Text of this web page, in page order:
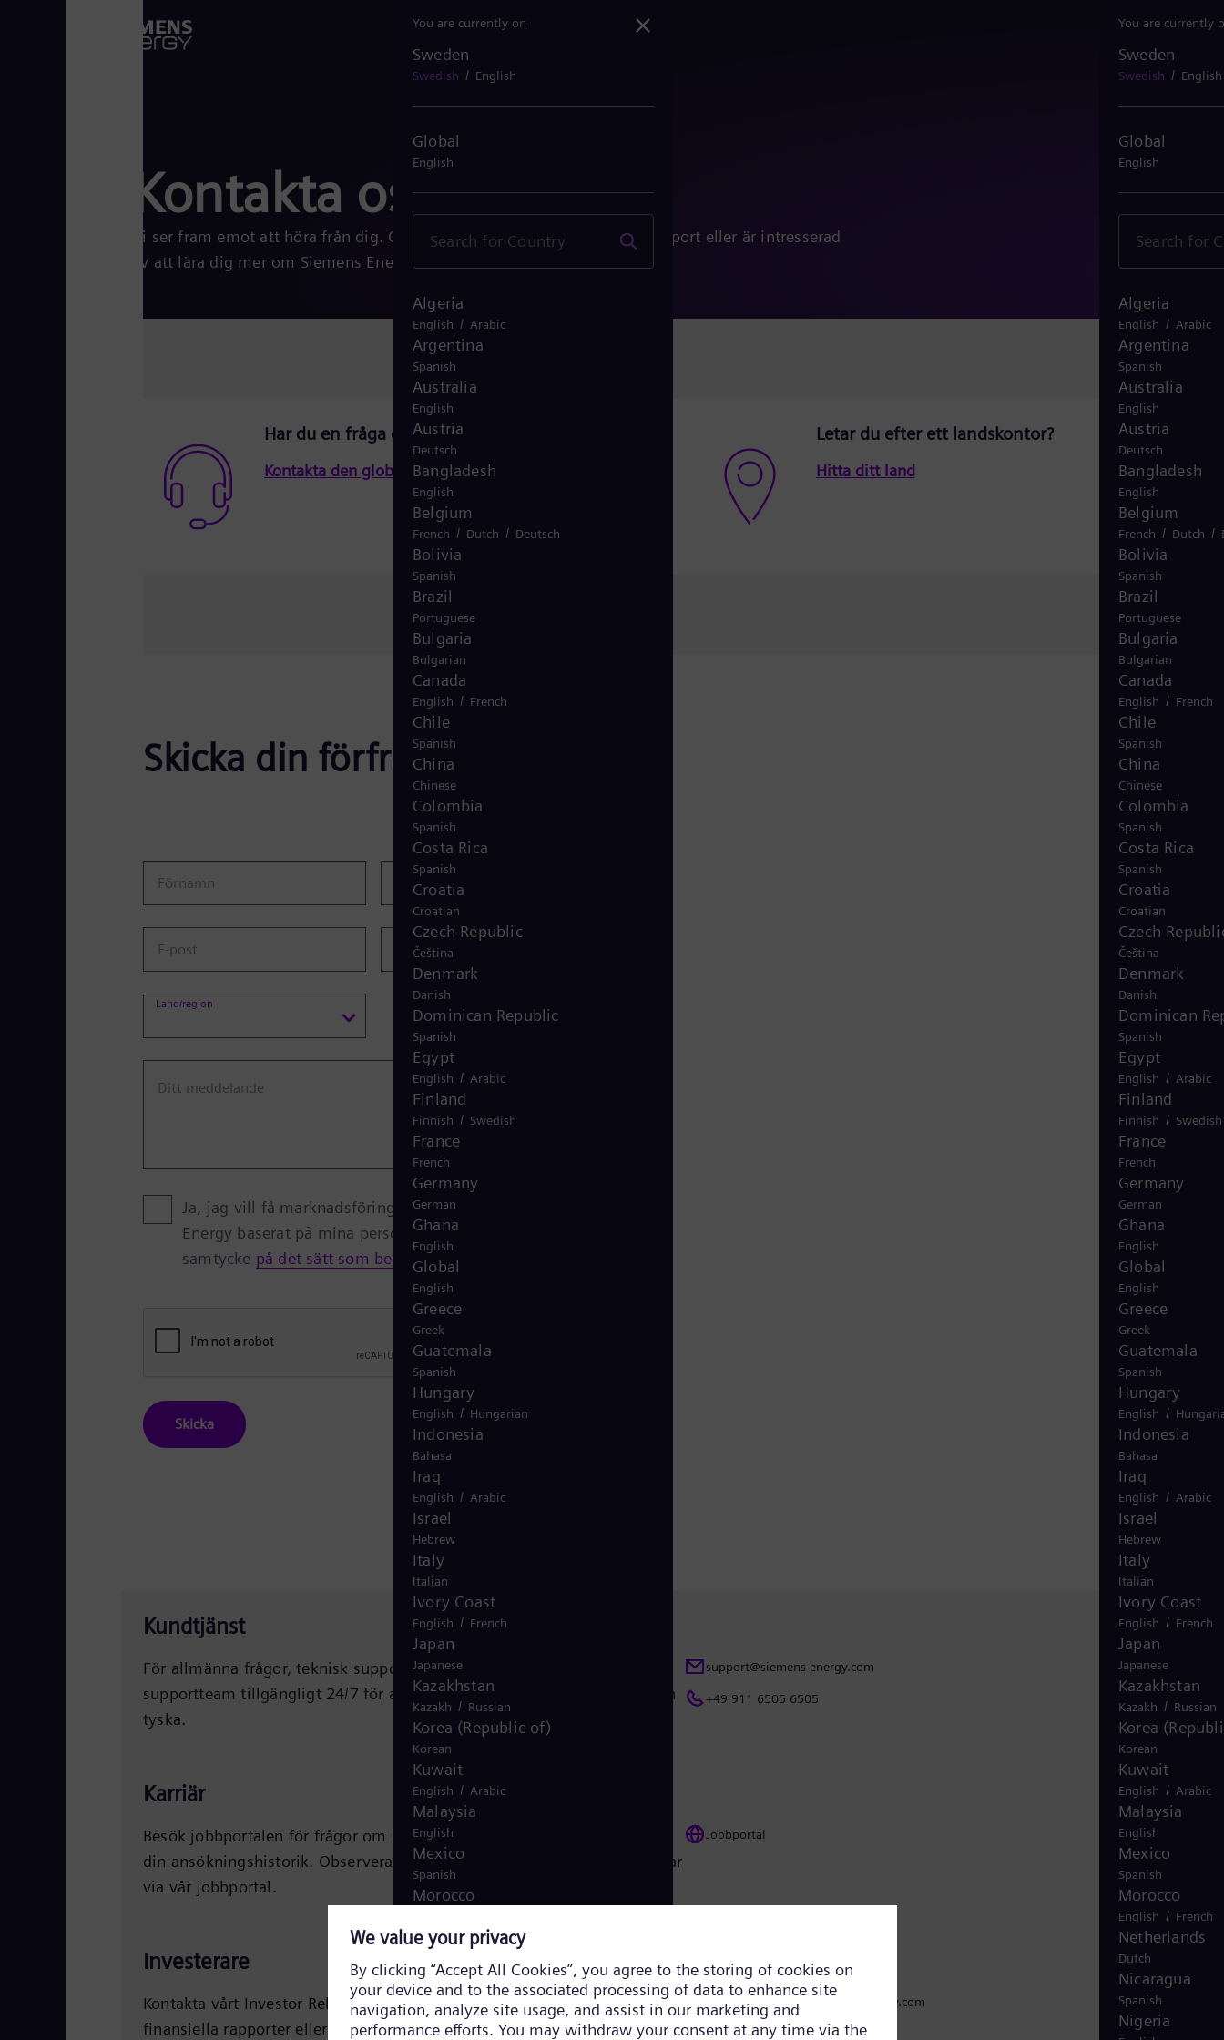
You are currently
Sweden
Swedish / English
Global
English
Algeria
English / Arabic
Argentina
Spanish
Australia
English
Austria
Deutsch
Bangladesh
English
Belgium
French / Dutch /
Bolivia
Spanish
Brazil
Portuguese
Bulgaria
Bulgarian
Canada
English / French
Chile
Spanish
China
Chinese
Colombia
Spanish
Costa Rica
Spanish
Croatia
Croatian
Czech
Čeština
Denmark
Danish
Dominican
Spanish
Egypt
English / Arabic
Finland
Finnish / Swedish
France
French
Germany
German
Ghana
English
Global
English
Greece
Greek
Guatemala
Spanish
Hungary
English /
Indonesia
Bahasa
Iraq
English / Arabic
Israel
Hebrew
Italy
Italian
Ivory Coast
English / French
Japan
Japanese
Kazakhstan
Kazakh / Russian
Korea
Korean
Kuwait
English / Arabic
Malaysia
English
Mexico
Spanish
Morocco
English / French
Netherlands
Dutch
Nicaragua
Spanish
Nigeria
Kontakta oss
Vi ser fram emot att höra från dig. Oavsett om du har frågor, behöver support eller är intresserad
av att lära dig mer om Siemens Energy finns vi här för att hjälpa dig.
Har du en fråga eller behöver du hjälp?
Kontakta den globala supporten
Letar du efter ett landskontor?
Hitta ditt land
Skicka din förfrågan till oss
Förnamn Efternamn
E-post Företagsnamn
Land/region
Ditt meddelande
Ja, jag vill få marknadsföringsinformation från Siemens
Energy baserat på mina personliga intressen och ge mitt
samtycke på det sätt som beskrivs i detalj här.
Skicka
Kundtjänst
För allmänna frågor, teknisk support eller försäljningssupport är vårt
supportteam tillgängligt 24/7 för att hjälpa dig på engelska, spanska och
tyska.
support@siemens-energy.com
+49 911 6505 6505
Karriär
Besök jobbportalen för frågor om lediga jobb eller för att få tillgång till
din ansökningshistorik. Observera att vi endast tar emot jobbansökningar
via vår jobbportal.
Jobbportal
Investerare
Kontakta vårt Investor Relations-team för aktierelaterade frågor,
finansiella rapporter eller bolagsstyrningsrelaterad information.
investorrelations@siemens-energy.com
+49 89 207084040
You are currently on
Sweden
Swedish / English
Global
English
Algeria
English / Arabic
Argentina
Spanish
Australia
English
Austria
Deutsch
Bangladesh
English
Belgium
French / Dutch / Deutsch
Bolivia
Spanish
Brazil
Portuguese
Bulgaria
Bulgarian
Canada
English / French
Chile
Spanish
China
Chinese
Colombia
Spanish
Costa Rica
Spanish
Croatia
Croatian
Czech Republic
Čeština
Denmark
Danish
Dominican Republic
Spanish
Egypt
English / Arabic
Finland
Finnish / Swedish
France
French
Germany
German
Ghana
English
Global
English
Greece
Greek
Guatemala
Spanish
Hungary
English / Hungarian
Indonesia
Bahasa
Iraq
English / Arabic
Israel
Hebrew
Italy
Italian
Ivory Coast
English / French
Japan
Japanese
Kazakhstan
Kazakh / Russian
Korea (Republic of)
Korean
Kuwait
English / Arabic
Malaysia
English
Mexico
Spanish
Morocco
Netherlands
Nicaragua
Spanish
Nigeria